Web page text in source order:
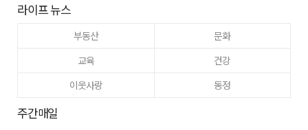
라이프 뉴스
부동산
문화
교육
건강
이웃사랑
동정
주간매일